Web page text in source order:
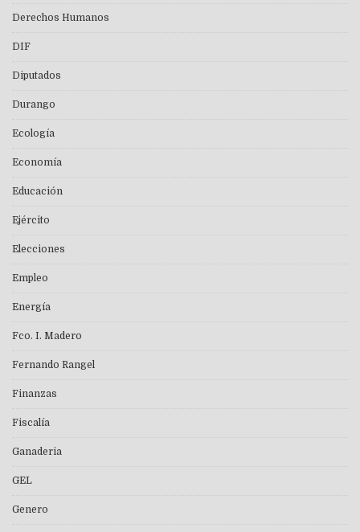
Derechos Humanos
DIF
Diputados
Durango
Ecología
Economía
Educación
Ejército
Elecciones
Empleo
Energía
Fco. I. Madero
Fernando Rangel
Finanzas
Fiscalía
Ganaderia
GEL
Genero